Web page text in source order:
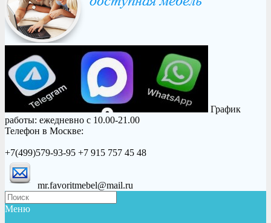
График
работы: ежедневно с 10.00-21.00
Телефон в Москве:
+7(499)579-93-95 +7 915 757 45 48
mr.favoritmebel@mail.ru
Меню